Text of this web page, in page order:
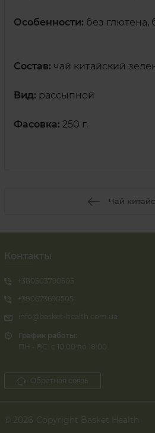
Особенности: без глютена,
Состав: чай китайский
Вид: рассыпной
Фасовка: 250 г.
Чай
Контакты
+380503790505
+380673690505
info@basket-health.com.ua
График работы:
ПН - ВС: с 10:00 до 18:00
Обратная связь
© 2026 Copyright Basket Health